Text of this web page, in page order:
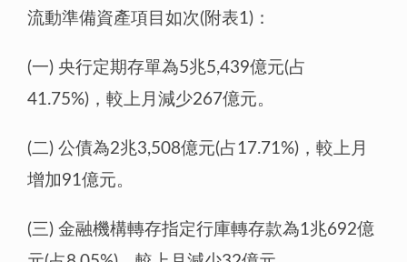
流動準備資產項目如次(附表1)：
(一) 央行定期存單為5兆5,439億元(占
41.75%)，較上月減少267億元。
(二) 公債為2兆3,508億元(占17.71%)，較上月
增加91億元。
(三) 金融機構轉存指定行庫轉存款為1兆692億